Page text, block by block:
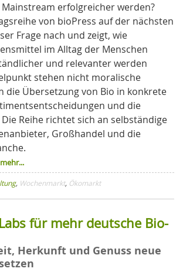
erfolgreicher werden?
von bioPress auf der nächsten
Frage nach und zeigt, wie
im Alltag der Menschen
und relevanter werden
stehen nicht moralische
die Übersetzung von Bio in konkrete
und die
Reihe richtet sich an selbständige
Großhandel und die
mehr...
, Wochenmarkt, Ökomarkt
für mehr deutsche Bio-
Herkunft und Genuss neue